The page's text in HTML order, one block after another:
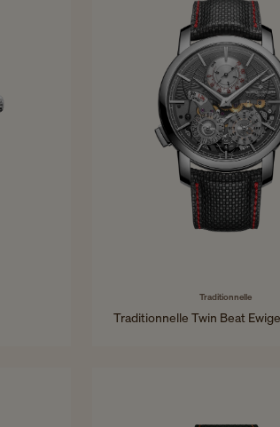
Traditionnelle
Traditionnelle Twin Beat